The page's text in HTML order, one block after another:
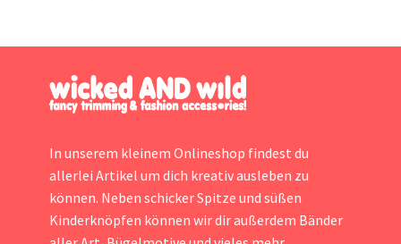
In unserem kleinem Onlineshop findest du
allerlei Artikel um dich kreativ ausleben zu
können. Neben schicker Spitze und süßen
Kinderknöpfen können wir dir außerdem Bänder